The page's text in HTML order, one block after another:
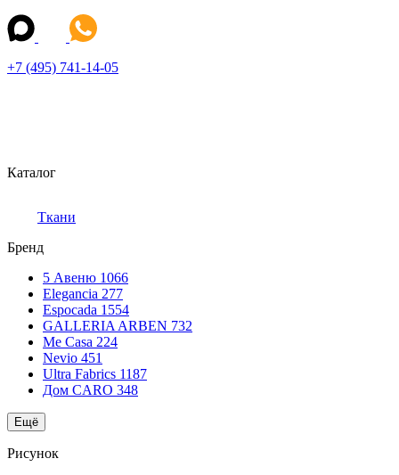
+7 (495) 741-14-05
Каталог
Ткани
Бренд
5 Авеню 1066
Elegancia 277
Espocada 1554
GALLERIA ARBEN 732
Me Casa 224
Nevio 451
Ultra Fabrics 1187
Дом CARO 348
Ещё
Рисунок